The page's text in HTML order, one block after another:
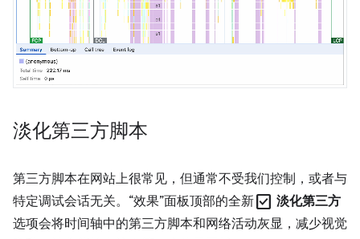
淡化第三方脚本
第三方脚本在网站上很常见，但通常不受我们控制，或者与
特定调试会话无关。“效果”面板顶部的全新check_box 淡化第三方
选项会将时间轴中的第三方脚本和网络活动灰显，减少视觉